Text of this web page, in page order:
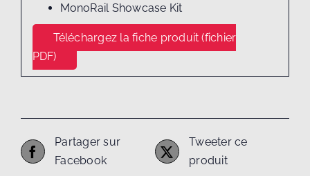
MonoRail Showcase Kit
Téléchargez la fiche produit (fichier
PDF)
Partager sur
Facebook
Tweeter ce
produit